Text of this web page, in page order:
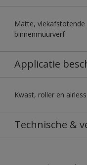
Matte, vlekafstotende
binnenmuurverf
Applicatie
Kwast, roller en
Technische &